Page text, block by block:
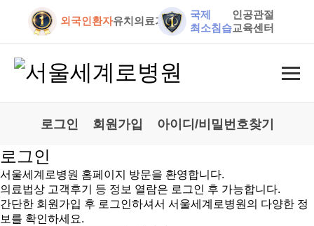
외국인환자유치의료기관
국제
최소침습
인공관절
교육센터
로그인 회원가입 아이디/비밀번호찾기
로그인
서울세계로병원 홈페이지 방문을 환영합니다.
의료법상 고객후기 등 정보 열람은 로그인 후 가능합니다.
간단한 회원가입 후 로그인하셔서 서울세계로병원의 다양한 정
보를 확인하세요.